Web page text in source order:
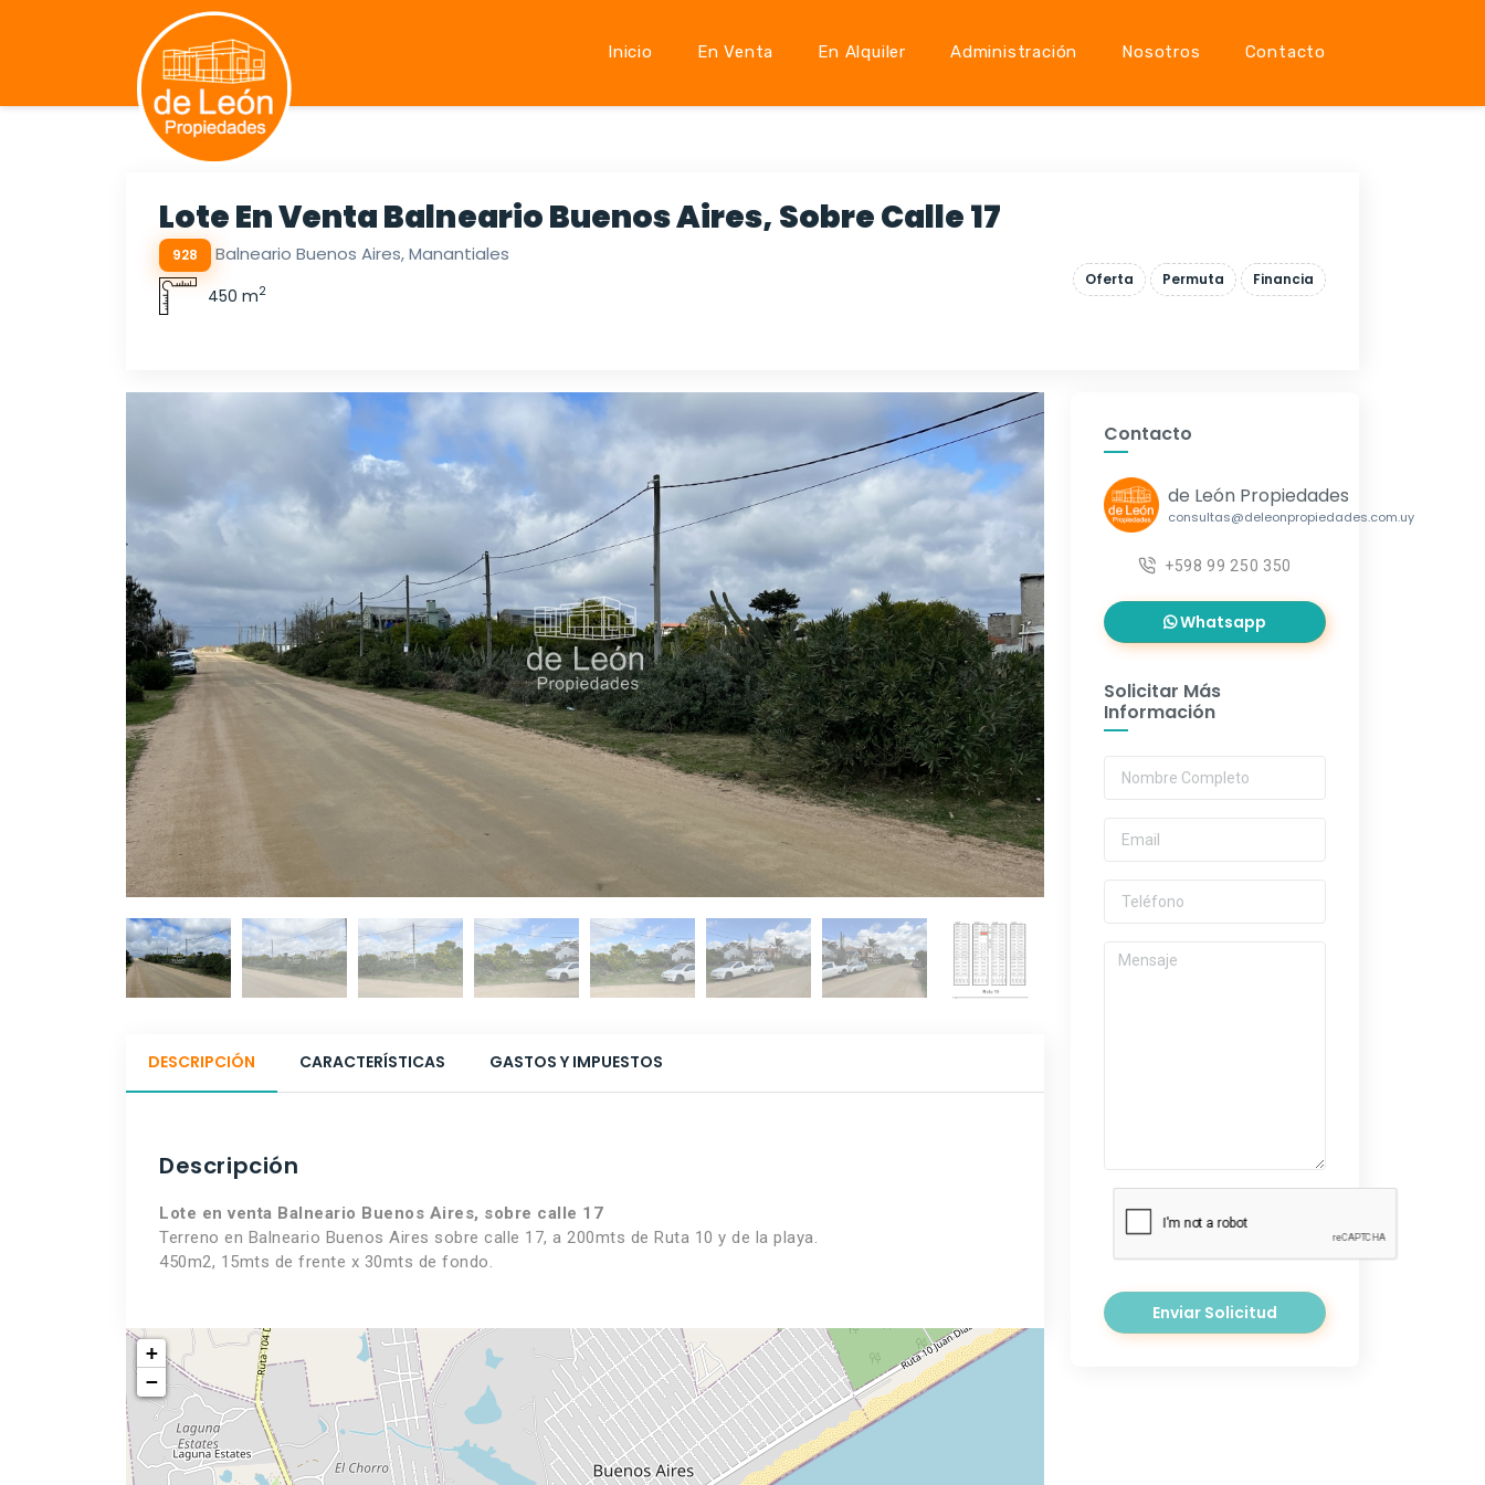
Inicio En Venta En Alquiler Administración Nosotros Contacto
Lote En Venta Balneario Buenos Aires, Sobre Calle 17
928 Balneario Buenos Aires, Manantiales
450 m2
Oferta Permuta Financia
DESCRIPCIÓN CARACTERÍSTICAS GASTOS Y IMPUESTOS
Descripción
Lote en venta Balneario Buenos Aires, sobre calle 17
Terreno en Balneario Buenos Aires sobre calle 17, a 200mts de Ruta 10 y de la playa.
450m2, 15mts de frente x 30mts de fondo.
+
−
Contacto
de León Propiedades
consultas@deleonpropiedades.com.uy
+598 99 250 350
Whatsapp
Solicitar Más
Información
Enviar Solicitud